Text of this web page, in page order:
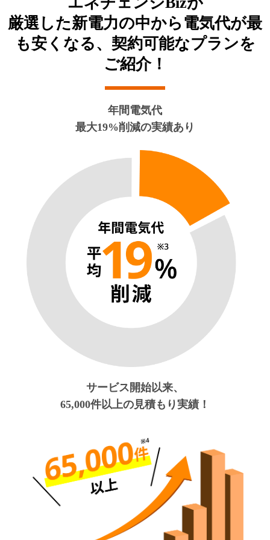
厳選した新電力の中から 電気代が最
も安くなる、契約可能なプランを
ご紹介！
年間電気代
最大19%削減の実績あり
サービス開始以来、
65,000件以上の見積もり実績！